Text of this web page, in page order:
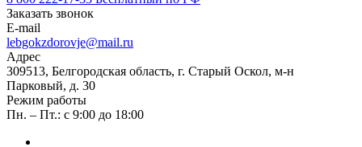
Заказать звонок
E-mail
lebgokzdorovje@mail.ru
Адрес
309513, Белгородская область, г. Старый Оскол, м-н
Парковый, д. 30
Режим работы
Пн. – Пт.: с 9:00 до 18:00